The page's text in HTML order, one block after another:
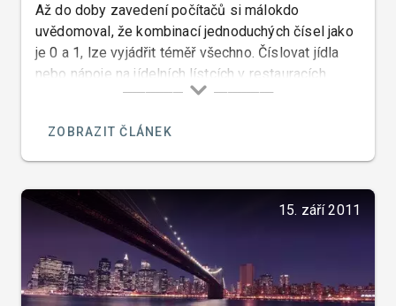
Až do doby zavedení počítačů si málokdo
uvědomoval, že kombinací jednoduchých čísel jako
je 0 a 1, lze vyjádřit téměř všechno. Číslovat jídla
nebo nápoje na jídelních lístcích v restauracích
vyšších cenových skupin ještě donedávna někteří
vzhledu lístku. Dnes ale žijeme v době čísel a v
době kdy účel světí prostředky a tak se číslováním
kterých ve kterých používají nějaký systém
kontrolních pokladen. Restauratérovi tato čísla
usnadňuji kontrolu a evidenci, ale jsou výhodou jak
pro hosty tak obsluhjící obzvláště v restauracích s
mezinárodní klientelou, kdy se zabrání mnoha
ZOBRAZIT ČLÁNEK
15. září 2011